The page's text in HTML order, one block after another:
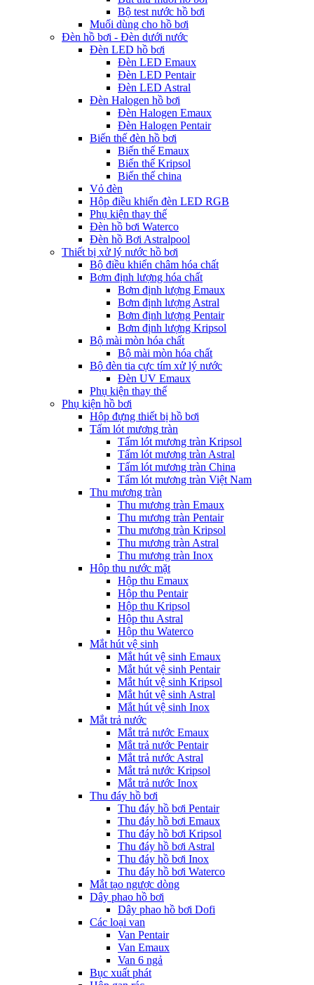
Bộ test nước hồ bơi
Muối dùng cho hồ bơi
Đèn hồ bơi - Đèn dưới nước
Đèn LED hồ bơi
Đèn LED Emaux
Đèn LED Pentair
Đèn LED Astral
Đèn Halogen hồ bơi
Đèn Halogen Emaux
Đèn Halogen Pentair
Biến thế đèn hồ bơi
Biến thế Emaux
Biến thế Kripsol
Biến thế china
Vỏ đèn
Hộp điều khiển đèn LED RGB
Phụ kiện thay thế
Đèn hồ bơi Waterco
Đèn hồ Bơi Astralpool
Thiết bị xử lý nước hồ bơi
Bộ điều khiển châm hóa chất
Bơm định lượng hóa chất
Bơm định lượng Emaux
Bơm định lượng Astral
Bơm định lượng Pentair
Bơm định lượng Kripsol
Bộ mài mòn hóa chất
Bộ mài mòn hóa chất
Bộ đèn tia cực tím xử lý nước
Đèn UV Emaux
Phụ kiện thay thế
Phụ kiện hồ bơi
Hộp đựng thiết bị hồ bơi
Tấm lót mương tràn
Tấm lót mương tràn Kripsol
Tấm lót mương tràn Astral
Tấm lót mương tràn China
Tấm lót mương tràn Việt Nam
Thu mương tràn
Thu mương tràn Emaux
Thu mương tràn Pentair
Thu mương tràn Kripsol
Thu mương tràn Astral
Thu mương tràn Inox
Hôp thu nước mặt
Hộp thu Emaux
Hộp thu Pentair
Hộp thu Kripsol
Hộp thu Astral
Hộp thu Waterco
Mắt hút vệ sinh
Mắt hút vệ sinh Emaux
Mắt hút vệ sinh Pentair
Mắt hút vệ sinh Kripsol
Mắt hút vệ sinh Astral
Mắt hút vệ sinh Inox
Mắt trả nước
Mắt trả nước Emaux
Mắt trả nước Pentair
Mắt trả nước Astral
Mắt trả nước Kripsol
Mắt trả nước Inox
Thu đáy hồ bơi
Thu đáy hồ bơi Pentair
Thu đáy hồ bơi Emaux
Thu đáy hồ bơi Kripsol
Thu đáy hồ bơi Astral
Thu đáy hồ bơi Inox
Thu đáy hồ bơi Waterco
Mắt tạo ngược dòng
Dây phao hồ bơi
Dây phao hồ bơi Dofi
Các loại van
Van Pentair
Van Emaux
Van 6 ngả
Bục xuất phát